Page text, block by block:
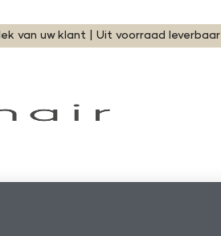
van uw klant | Uit voorraad leverbaar